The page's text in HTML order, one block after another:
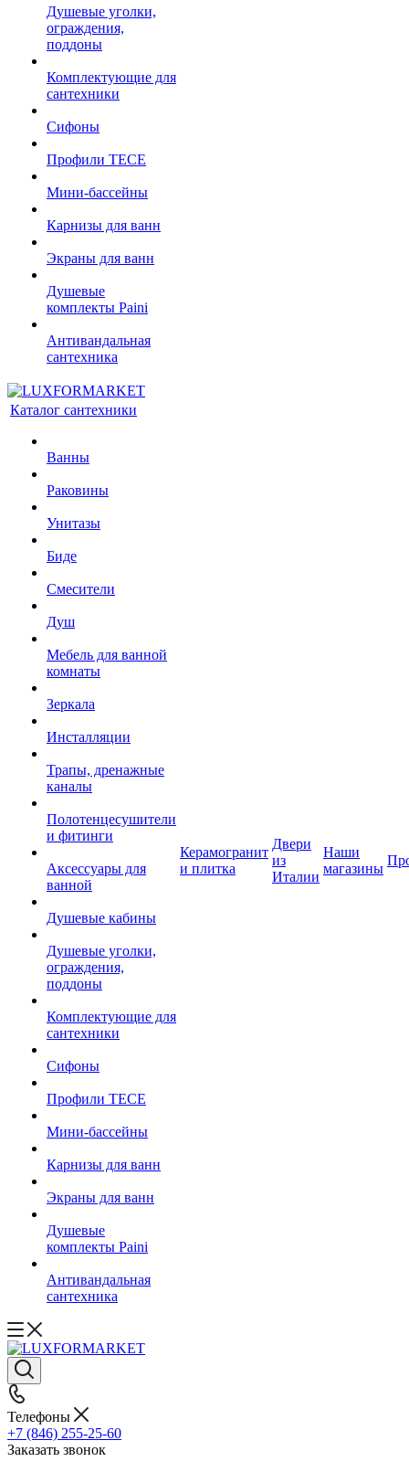
Душевые уголки,
ограждения,
поддоны
Комплектующие для
сантехники
Сифоны
Профили TECE
Мини-бассейны
Карнизы для ванн
Экраны для ванн
Душевые
комплекты Paini
Антивандальная
сантехника
Каталог сантехники
Ванны
Раковины
Унитазы
Биде
Смесители
Душ
Мебель для ванной
комнаты
Зеркала
Инсталляции
Трапы, дренажные
каналы
Полотенцесушители
и фитинги
Аксессуары для
ванной
Душевые кабины
Душевые уголки,
ограждения,
поддоны
Комплектующие для
сантехники
Сифоны
Профили TECE
Мини-бассейны
Карнизы для ванн
Экраны для ванн
Душевые
комплекты Paini
Антивандальная
сантехника
Керамогранит
и плитка
Двери
из
Италии
Наши
магазины
Телефоны
+7 (846) 255-25-60
Заказать звонок